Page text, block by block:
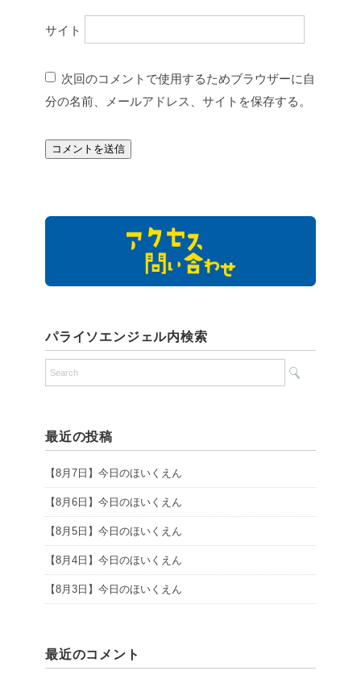
サイト
次回のコメントで使用するためブラウザーに自
分の名前、メールアドレス、サイトを保存する。
パライソエンジェル内検索
最近の投稿
【8月7日】今日のほいくえん
【8月6日】今日のほいくえん
【8月5日】今日のほいくえん
【8月4日】今日のほいくえん
【8月3日】今日のほいくえん
最近のコメント